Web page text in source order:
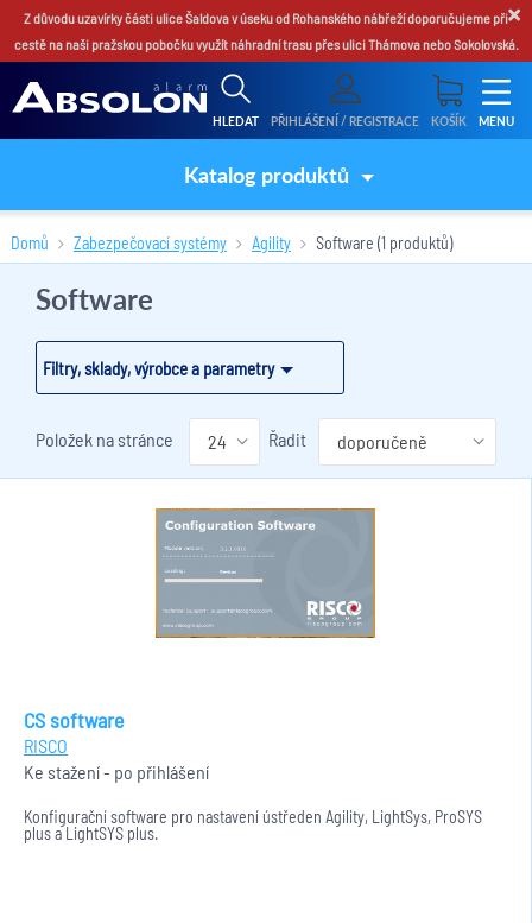
×
Z důvodu uzavírky části ulice Šaldova v úseku od Rohanského nábřeží doporučujeme při
cestě na naši pražskou pobočku využít náhradní trasu přes ulici Thámova nebo Sokolovská.
HLEDAT PŘIHLÁŠENÍ / REGISTRACE KOŠÍK MENU
Katalog produktů
Domů Zabezpečovací systémy Agility Software (1 produktů)
Filtry, sklady, výrobce a parametry
Software
Položek na stránce Řadit
CS software
RISCO
Ke stažení - po přihlášení
Konfigurační software pro nastavení ústředen Agility, LightSys, ProSYS
plus a LightSYS plus.